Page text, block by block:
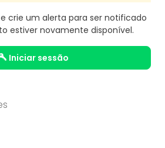
crie um alerta para ser notificado
estiver novamente disponível.
iniciar sessão